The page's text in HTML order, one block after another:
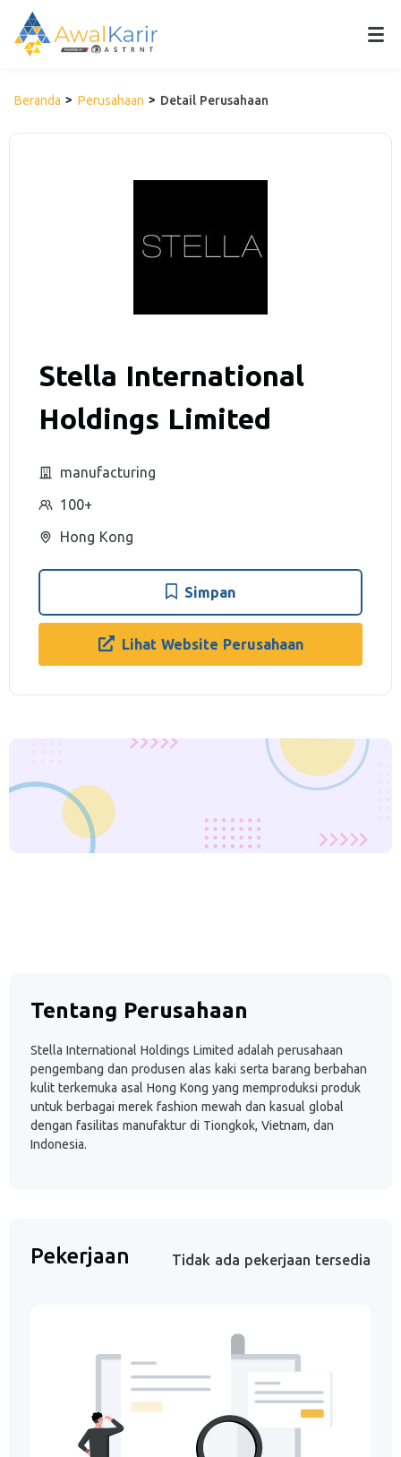
Beranda Perusahaan Detail Perusahaan
Stella International
Holdings Limited
manufacturing
100+
Hong Kong
Simpan
Lihat Website Perusahaan
Tentang Perusahaan
Stella International Holdings Limited adalah perusahaan
pengembang dan produsen alas kaki serta barang berbahan
kulit terkemuka asal Hong Kong yang memproduksi produk
untuk berbagai merek fashion mewah dan kasual global
dengan fasilitas manufaktur di Tiongkok, Vietnam, dan
Indonesia.
Pekerjaan Tidak ada pekerjaan tersedia